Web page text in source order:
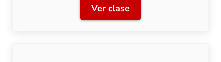
Ver claseClase 8: Creación de